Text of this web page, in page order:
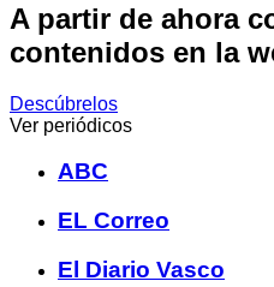
A partir de ahora
contenidos en la
Descúbrelos
Ver periódicos
ABC
EL Correo
El Diario Vasco